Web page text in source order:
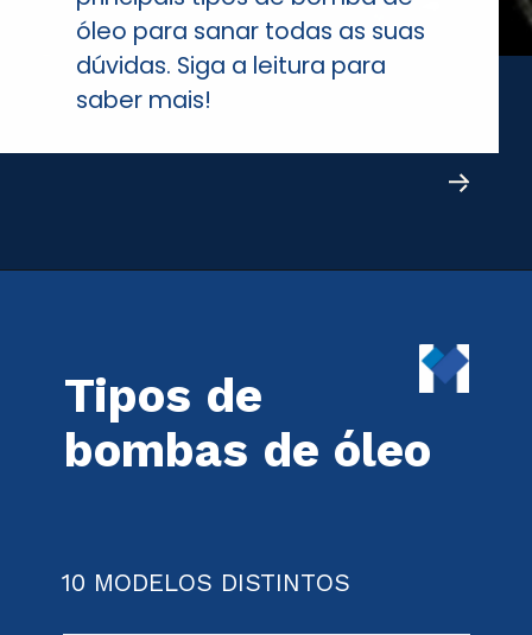
óleo para sanar todas as suas
dúvidas. Siga a leitura para
saber mais!
Tipos de
bombas de óleo
10 MODELOS DISTINTOS